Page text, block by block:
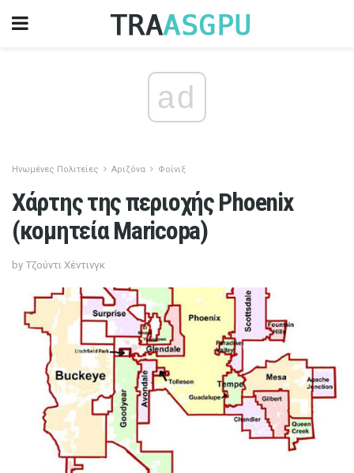
ad
Ηνωμένες Πολιτείες Αριζόνα Φοίνιξ
Χάρτης της περιοχής Phoenix
(κομητεία Maricopa)
by Τζούντι Χέντινγκ